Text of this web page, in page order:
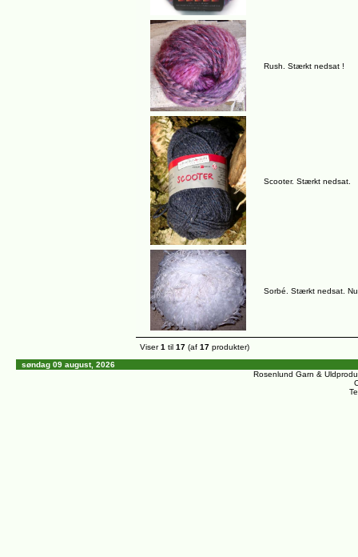
Rush. Stærkt nedsat !
Scooter. Stærkt nedsat.
Sorbé. Stærkt nedsat.
Viser1 til 17 (af 17 produkter)
søndag 09 august, 2026
Rosenlund Garn &